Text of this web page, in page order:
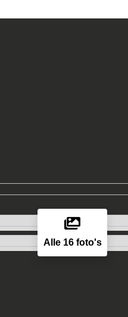
Alle 16 foto's